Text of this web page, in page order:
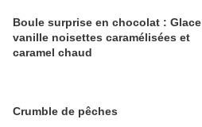
Boule surprise en chocolat : Glace
vanille noisettes caramélisées et
caramel chaud
Crumble de pêches